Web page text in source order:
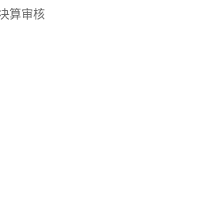
算审核